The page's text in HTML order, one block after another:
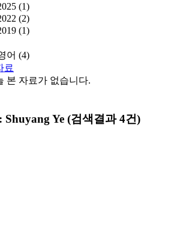
(1)
(2)
(1)
어 (4)
료
본 자료가 없습니다.
Shuyang Ye (검색결과 4건)